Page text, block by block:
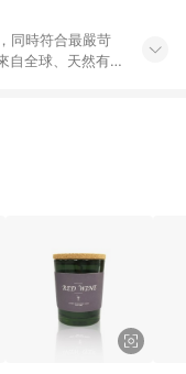
同時符合最嚴苛
自全球、天然有
率、純淨且安全